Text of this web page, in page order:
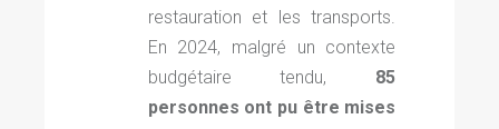
restauration et les transports.
En 2024, malgré un contexte
budgétaire tendu, 85
personnes ont pu être mises